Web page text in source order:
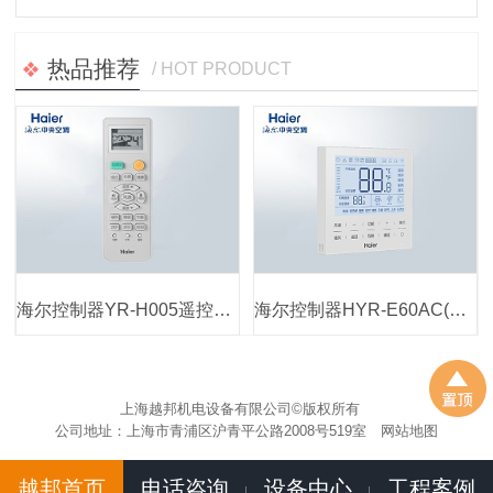
热品推荐 / HOT PRODUCT
海尔控制器YR-H005遥控器总成 中央空调风管机遥控接收器 海尔控制器HYR-E60AC(D) 中央空调配件线控
上海越邦机电设备有限公司©版权所有
公司地址：上海市青浦区沪青平公路2008号519室
网站地图